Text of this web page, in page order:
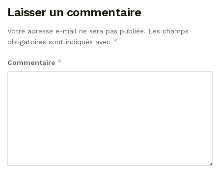
Laisser un commentaire
Votre adresse e-mail ne sera pas publiée. Les champs
obligatoires sont indiqués avec *
Commentaire *